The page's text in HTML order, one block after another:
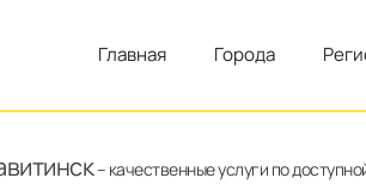
Главная Города
– качественные услуги по